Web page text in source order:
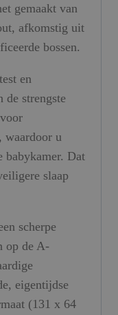
gemaakt van
afkomstig uit
bossen.
en
de strengste
waardoor u
Dat
slaap
scherpe
op de A-
eigentijdse
(131 x 64